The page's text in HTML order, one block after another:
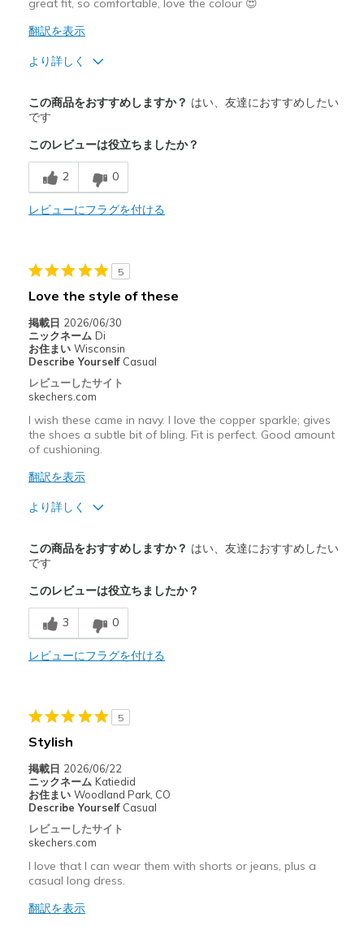
great fit, so comfortable, love the colour 😍
翻訳を表示
より詳しく
Attractive Design
Breathe Well
Colour
Comfortable
Stylish
商品が期待と異なったレビュー
N/A
以下に最適
Casual Wear
Going Out
Special Occasions
Width
Sizing
この商品をおすすめしますか？ はい、友達におすすめしたい
です
このレビューは役立ちましたか？
2 0
レビューにフラグを付ける
5
Love the style of these
掲載日 2026/06/30
ニックネーム Di
お住まい Wisconsin
Describe Yourself Casual
レビューしたサイト
skechers.com
I wish these came in navy. I love the copper sparkle; gives
the shoes a subtle bit of bling. Fit is perfect. Good amount
of cushioning.
翻訳を表示
より詳しく
Attractive Design
Comfortable
Stylish
以下に最適
Width
Sizing
この商品をおすすめしますか？ はい、友達におすすめしたい
です
このレビューは役立ちましたか？
3 0
レビューにフラグを付ける
5
Stylish
掲載日 2026/06/22
ニックネーム Katiedid
お住まい Woodland Park, CO
Describe Yourself Casual
レビューしたサイト
skechers.com
I love that I can wear them with shorts or jeans, plus a
casual long dress.
翻訳を表示